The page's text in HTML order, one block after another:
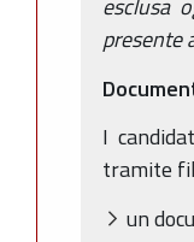
esclusa
presente
I
tramite
un